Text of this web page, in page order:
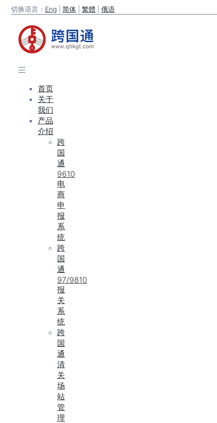
切换语言： Eng 简体 繁體 俄语
首页
关于
我们
产品
介绍
跨
国
通
9610
电
商
申
报
系
统
跨
国
通
97/9810
报
关
系
统
跨
国
通
清
关
场
站
管
理